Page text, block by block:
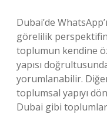
Dubai’de
görelilik
toplumun kendine
yapısı
yorumlanabilir.
toplumsal yapıyı
Dubai gibi